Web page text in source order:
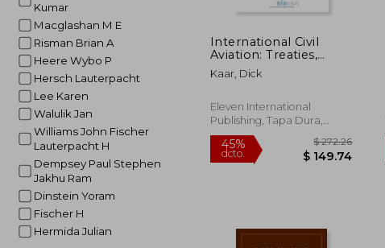
Kumar
Macglashan M E
Risman Brian A
Heere Wybo P
Hersch Lauterpacht
Lee Karen
Walulik Jan
Williams John Fischer
Lauterpacht H
Dempsey Paul Stephen
Jakhu Ram
Dinstein Yoram
Fischer H
Hermida Julian
International Civil
Aviation: Treaties,
Institutions and
Programmes Volume
Kaar, Dick
Eleven International
Publishing, Tapa Dura,
Nuevo